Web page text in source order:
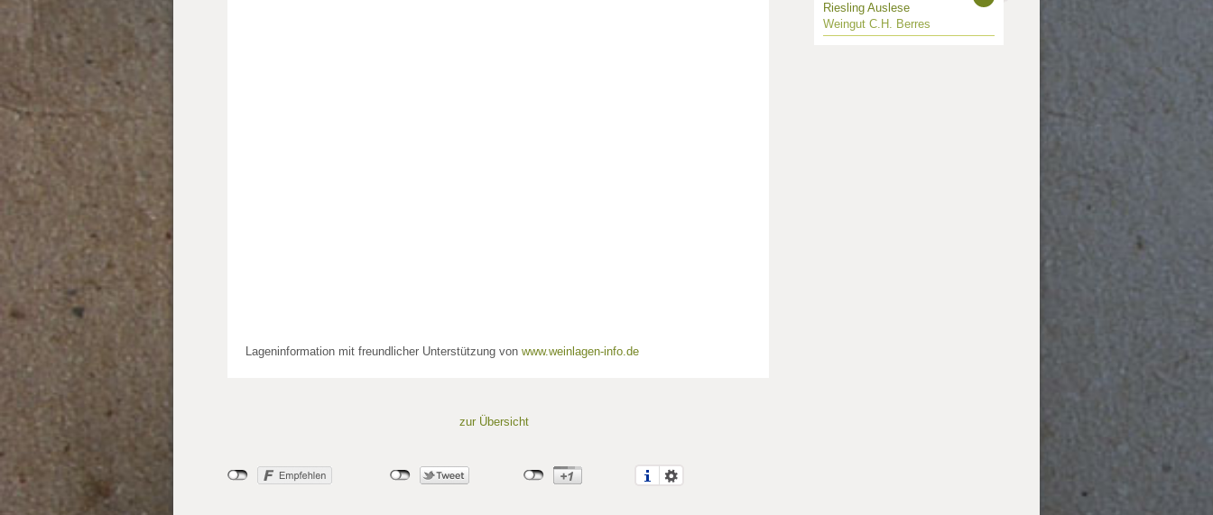
Lageninformation mit freundlicher Unterstützung von www.weinlagen-info.de
zur Übersicht
Riesling Auslese
Weingut C.H. Berres